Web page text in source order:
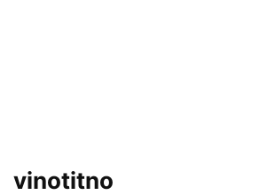
vinotitno